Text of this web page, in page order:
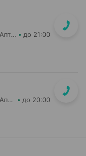
Добрыя леки Аптека групп Центр ООО Аптека №37 до 21:00
Добрыя леки Аптека групп Центр ООО Аптека №34 до 20:00